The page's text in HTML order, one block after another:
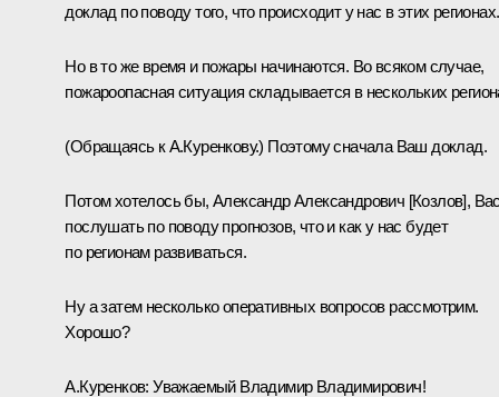
доклад по поводу того, что происходит у нас в этих регионах.
Но в то же время и пожары начинаются. Во всяком случае,
пожароопасная ситуация складывается в нескольких
(Обращаясь к А.Куренкову.) Поэтому сначала Ваш доклад.
Потом хотелось бы, Александр Александрович [Козлов],
послушать по поводу прогнозов, что и как у нас будет
по регионам развиваться.
Ну а затем несколько оперативных вопросов рассмотрим.
Хорошо?
А.Куренков: Уважаемый Владимир Владимирович!